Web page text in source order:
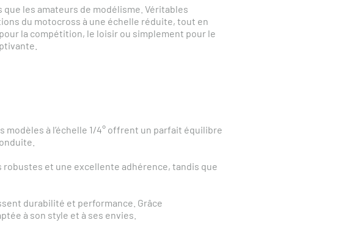
les amateurs de modélisme. Véritables
du motocross à une échelle réduite, tout en
la compétition, le loisir ou simplement pour le
à l’échelle 1/4° offrent un parfait équilibre
et une excellente adhérence, tandis que
durabilité et performance. Grâce
à son style et à ses envies.